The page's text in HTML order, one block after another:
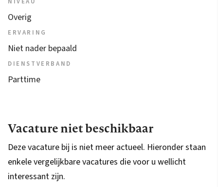
Overig
ERVARING
Niet nader bepaald
DIENSTVERBAND
Parttime
Vacature niet beschikbaar
Deze vacature bij is niet meer actueel. Hieronder staan
enkele vergelijkbare vacatures die voor u wellicht
interessant zijn.